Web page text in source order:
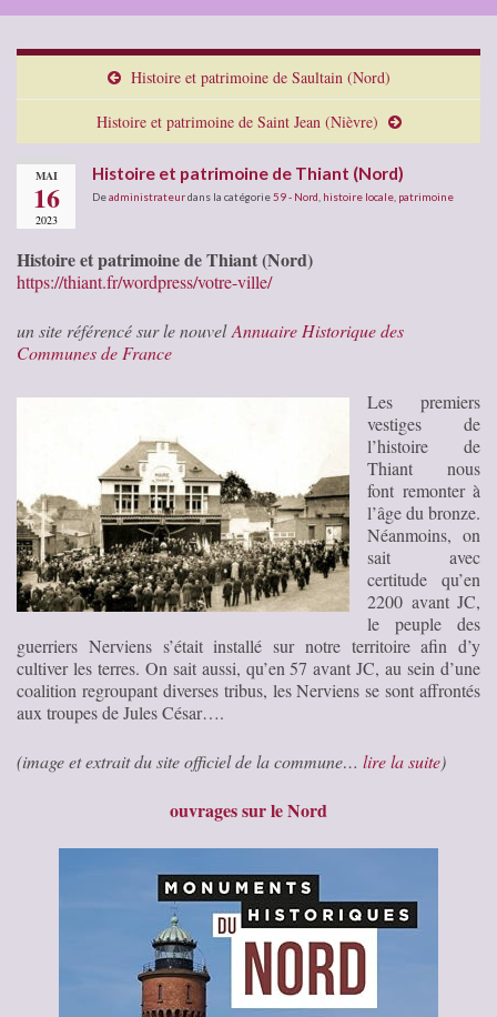
Histoire et patrimoine de Saultain (Nord)
Histoire et patrimoine de Saint Jean (Nièvre)
MAI
16
2023
Histoire et patrimoine de Thiant (Nord)
Deadministrateurdans la catégorie 59 - Nord histoire locale patrimoine
Histoire et patrimoine de Thiant (Nord)
https://thiant.fr/wordpress/votre-ville/
un site référencé sur le nouvelAnnuaire Historique des
Communes de France
Les premiers
vestiges de
l’histoire de
Thiant nous
font remonter à
l’âge du bronze.
Néanmoins, on
sait avec
certitude qu’en
2200 avant JC,
le peuple des
guerriers Nerviens s’était installé sur notre territoire afin d’y
cultiver les terres. On sait aussi, qu’en 57 avant JC, au sein d’une
coalition regroupant diverses tribus, les Nerviens se sont affrontés
aux troupes de Jules César….
(image et extrait du site officiel de la commune… lire la suite)
ouvrages sur le Nord